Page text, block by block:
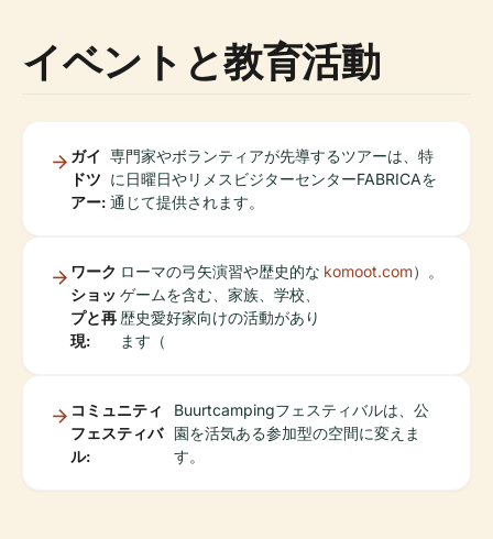
イベントと教育活動
ガイ
ドツ
アー:
専門家やボランティアが先導するツアーは、特
に日曜日やリメスビジターセンターFABRICAを
通じて提供されます。
ワーク
ショッ
プと再
現:
ローマの弓矢演習や歴史的な
ゲームを含む、家族、学校、
歴史愛好家向けの活動があり
ます（
komoot.com）。
コミュニティ
フェスティバ
ル:
Buurtcampingフェスティバルは、公
園を活気ある参加型の空間に変えま
す。